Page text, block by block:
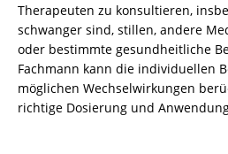
Therapeuten zu konsultieren,
schwanger sind, stillen, andere
oder bestimmte gesundheitliche
Fachmann kann die individuellen
möglichen Wechselwirkungen
richtige Dosierung und